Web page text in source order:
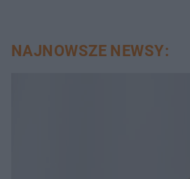
NAJNOWSZE NEWSY: